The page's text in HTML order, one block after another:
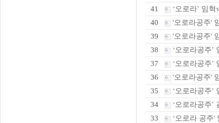
41 ‘오로라’ 임
40 '오로라공주'
39 '오로라공주'
38 ‘오로라공주
37 ‘오로라공주’
36 '오로라공주'
35 ‘오로라공주
34 ‘오로라공주
33 ‘오로라 공주'